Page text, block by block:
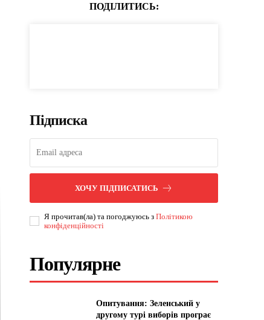
ПОДІЛИТИСЬ:
Підписка
ХОЧУ ПІДПИСАТИСЬ
Я прочитав(ла) та погоджуюсь зПолітикою
конфіденційності
Популярне
Опитування: Зеленський у
другому турі виборів програє